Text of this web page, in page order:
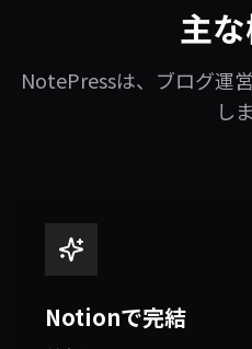
主
NotePressは、ブログ運
し
Notionで完結